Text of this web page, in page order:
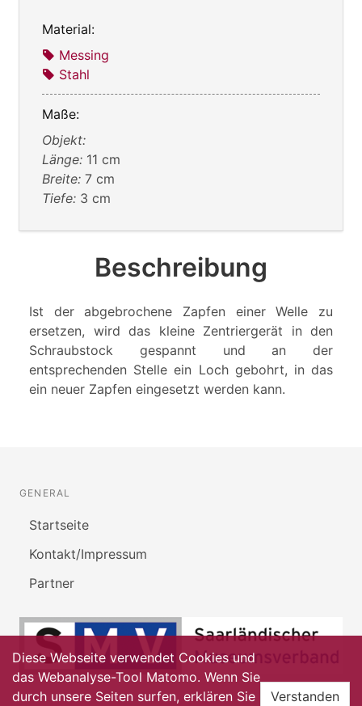
Material:
Messing
Stahl
Maße:
Objekt:
Länge: 11 cm
Breite: 7 cm
Tiefe: 3 cm
Beschreibung
Ist der abgebrochene Zapfen einer Welle zu
ersetzen, wird das kleine Zentriergerät in den
Schraubstock gespannt und an der
entsprechenden Stelle ein Loch gebohrt, in das
ein neuer Zapfen eingesetzt werden kann.
GENERAL
Startseite
Kontakt/Impressum
Partner
Diese Webseite verwendet Cookies und
das Webanalyse-Tool Matomo. Wenn Sie
durch unsere Seiten surfen, erklären Sie
Verstanden